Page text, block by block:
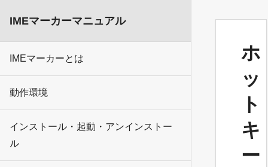
IMEマーカーマニュアル
IMEマーカーとは
動作環境
インストール・起動・アンインストー
ル
ホ
ッ
ト
キ
ー